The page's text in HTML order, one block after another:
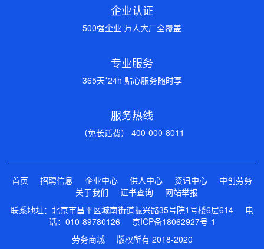
企业认证
500强企业 万人大厂全覆盖
专业服务
365天*24h 贴心服务随时享
服务热线
（免长话费） 400-000-8011
首页 招聘信息 企业中心 供人中心 资讯中心
中创劳务
关于我们
证书查询
网站举报
联系地址：北京市昌平区城南街道振兴路35号院1号楼6层614 电
话：010-89780126 京ICP备18062927号-1
劳务商城 版权所有 2018-2020